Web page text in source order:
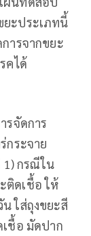
ยะประเภทนี้
ารจากขยะ
คได้
รจัดการ
กระจาย
1) กรณีใน
ติดเชื้อ ให้
ใส่ถุงขยะสี
ชื้อ มัดปาก